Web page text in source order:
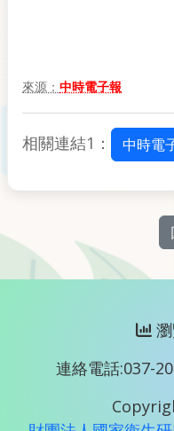
來源： 中時電子報
相關連結1： 中時電
瀏
連絡電話:037-